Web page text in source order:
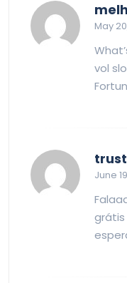
May
vol
June